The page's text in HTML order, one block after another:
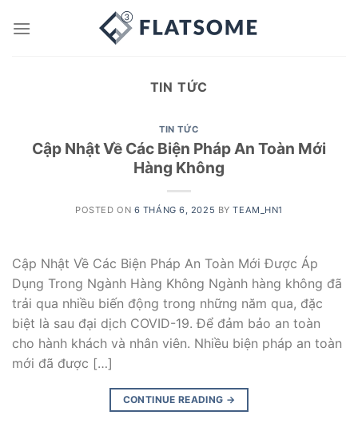
TIN TỨC
TIN TỨC
Cập Nhật Về Các Biện Pháp An Toàn Mới
Hàng Không
POSTED ON 6 THÁNG 6, 2025 BYTEAM_HN1
Cập Nhật Về Các Biện Pháp An Toàn Mới Được Áp
Dụng Trong Ngành Hàng Không Ngành hàng không đã
trải qua nhiều biến động trong những năm qua, đặc
biệt là sau đại dịch COVID-19. Để đảm bảo an toàn
cho hành khách và nhân viên. Nhiều biện pháp an toàn
mới đã được […]
CONTINUE READING →